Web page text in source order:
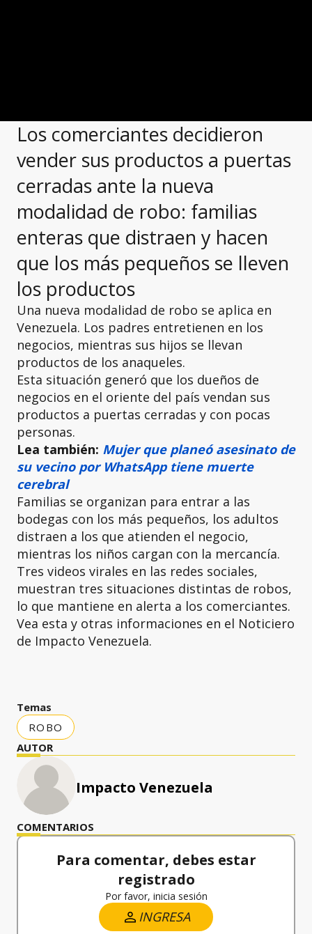
Los comerciantes decidieron
vender sus productos a puertas
cerradas ante la nueva
modalidad de robo: familias
enteras que distraen y hacen
que los más pequeños se lleven
los productos
Una nueva modalidad de robo se aplica en
Venezuela. Los padres entretienen en los
negocios, mientras sus hijos se llevan
productos de los anaqueles.
Esta situación generó que los dueños de
negocios en el oriente del país vendan sus
productos a puertas cerradas y con pocas
personas.
Lea también: Mujer que planeó asesinato de
su vecino por WhatsApp tiene muerte
cerebral
Familias se organizan para entrar a las
bodegas con los más pequeños, los adultos
distraen a los que atienden el negocio,
mientras los niños cargan con la mercancía.
Tres videos virales en las redes sociales,
muestran tres situaciones distintas de robos,
lo que mantiene en alerta a los comerciantes.
Vea esta y otras informaciones en el Noticiero
de Impacto Venezuela.
Temas
ROBO
AUTOR
Impacto Venezuela
COMENTARIOS
Para comentar, debes estar
registrado
Por favor, inicia sesión
INGRESA